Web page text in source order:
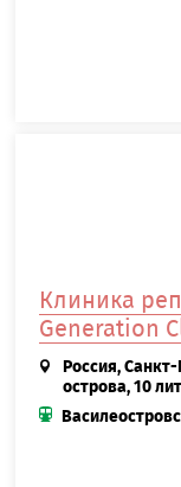
Клиника
Generation
Россия,
острова, 10